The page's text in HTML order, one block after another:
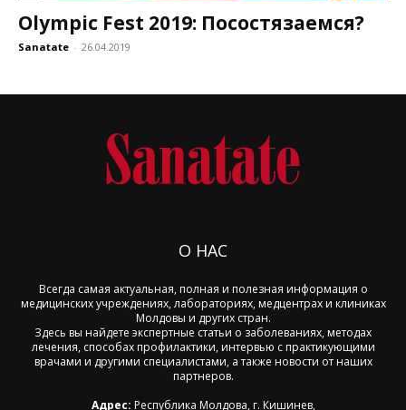
Olympic Fest 2019: Посостязаемся?
Sanatate - 26.04.2019
О НАС
Всегда самая актуальная, полная и полезная информация о
медицинских учреждениях, лабораториях, медцентрах и клиниках
Молдовы и других стран.
Здесь вы найдете экспертные статьи о заболеваниях, методах
лечения, способах профилактики, интервью с практикующими
врачами и другими специалистами, а также новости от наших
партнеров.
Адрес: Республика Молдова, г. Кишинев,